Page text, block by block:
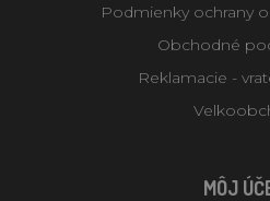
Podmienky ochrany
Obchodné
Reklamacie -
MÔJ